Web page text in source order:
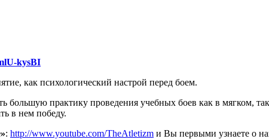
kysBI
как психологический настрой перед боем.
большую практику проведения учебных боев как в мягком,
в нем победу.
: http://www.youtube.com/TheAtletizm и Вы первыми узнаете о